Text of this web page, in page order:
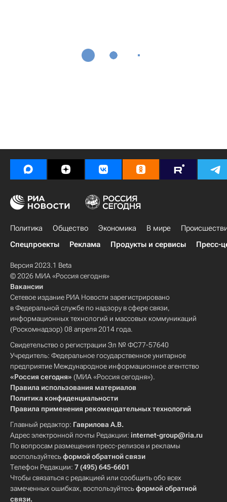
Политика Общество Экономика В мире
Спецпроекты
Реклама Продукты и сервисы Пресс-
Версия 2023.1 Beta
© 2026 МИА «Россия сегодня»
Вакансии
Сетевое издание РИА Новости зарегистрировано
в Федеральной службе по надзору в сфере связи,
информационных технологий и массовых коммуникаций
(Роскомнадзор) 08 апреля 2014 года.
Свидетельство о регистрации Эл № ФС77-57640
Учредитель: Федеральное государственное унитарное
предприятие Международное информационное агентство
«Россия сегодня» (МИА «Россия сегодня»).
Правила использования материалов
Политика конфиденциальности
Правила применения рекомендательных технологий
Главный редактор: Гаврилова А.В.
Адрес электронной почты Редакции: internet-group@ria.ru
По вопросам размещения пресс-релизов и рекламы
воспользуйтесьформой обратной связи
Телефон Редакции: 7 (495) 645-6601
Чтобы связаться с редакцией или сообщить обо всех
замеченных ошибках, воспользуйтесьформой обратной
связи.